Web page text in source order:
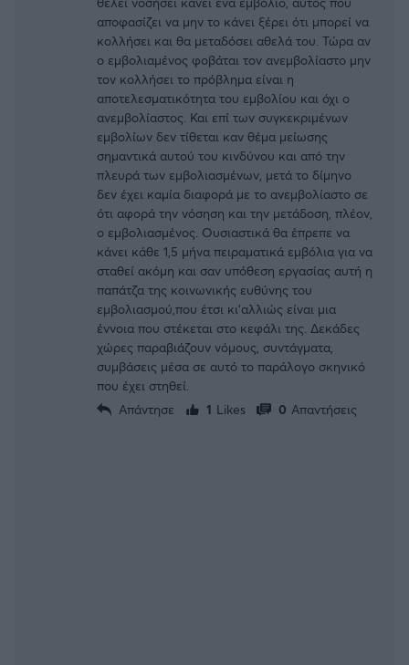
αποφασίζει να μην το κάνει ξέρει ότι μπορεί να
κολλήσει και θα μεταδόσει αθελά του. Τώρα αν
ο εμβολιαμένος φοβάται τον ανεμβολίαστο μην
τον κολλήσει το πρόβλημα είναι η
αποτελεσματικότητα του εμβολίου και όχι ο
ανεμβολίαστος. Και επί των συγκεκριμένων
εμβολίων δεν τίθεται καν θέμα μείωσης
σημαντικά αυτού του κινδύνου και από την
πλευρά των εμβολιασμένων, μετά το δίμηνο
δεν έχει καμία διαφορά με το ανεμβολίαστο σε
ότι αφορά την νόσηση και την μετάδοση, πλέον,
ο εμβολιασμένος. Ουσιαστικά θα έπρεπε να
κάνει κάθε 1,5 μήνα πειραματικά εμβόλια για να
σταθεί ακόμη και σαν υπόθεση εργασίας αυτή η
παπάτζα της κοινωνικής ευθύνης του
εμβολιασμού,που έτσι κι'αλλιώς είναι μια
έννοια που στέκεται στο κεφάλι της. Δεκάδες
χώρες παραβιάζουν νόμους, συντάγματα,
συμβάσεις μέσα σε αυτό το παράλογο σκηνικό
που έχει στηθεί.
Απάντησε
1 Likes 0 Απαντήσεις